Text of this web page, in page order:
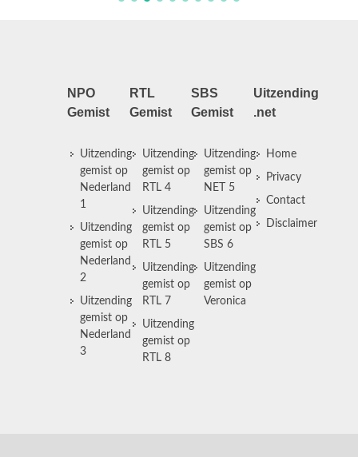
NPO
Gemist
Uitzending
gemist op
Nederland
1
Uitzending
gemist op
Nederland
2
Uitzending
gemist op
Nederland
3
RTL
Gemist
Uitzending
gemist op
RTL 4
Uitzending
gemist op
RTL 5
Uitzending
gemist op
RTL 7
Uitzending
gemist op
RTL 8
SBS
Gemist
Uitzending
gemist op
NET 5
Uitzending
gemist op
SBS 6
Uitzending
gemist op
Veronica
Uitzending
.net
Home
Privacy
Contact
Disclaimer